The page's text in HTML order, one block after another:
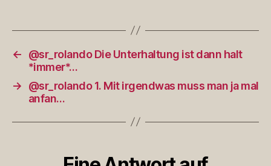
←
@sr_rolando Die Unterhaltung ist dann halt
*immer*…
→
@sr_rolando 1. Mit irgendwas muss man ja mal
anfan…